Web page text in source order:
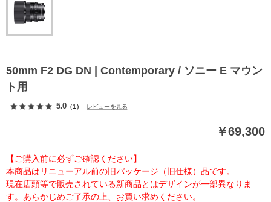
50mm F2 DG DN | Contemporary / ソニー E マウン
ト用
5.0 （1） レビューを見る
￥69,300
【ご購入前に必ずご確認ください】
本商品はリニューアル前の旧パッケージ（旧仕様）品です。
現在店頭等で販売されている新商品とはデザインが一部異なりま
す。あらかじめご了承の上、お買い求めください。